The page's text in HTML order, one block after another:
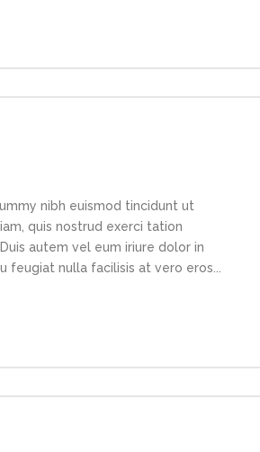
nibh euismod tincidunt ut
quis nostrud exerci tation
autem vel eum iriure dolor in
nulla facilisis at vero eros...